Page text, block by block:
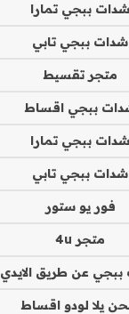
شدات ببجي تمارا
شدات ببجي تابي
متجر تقسيط
ببجي اقساط
شدات ببجي تمارا
شدات ببجي تابي
فور يو ستور
متجر 4u
عن طريق الايدي
يلا لودو اقساط